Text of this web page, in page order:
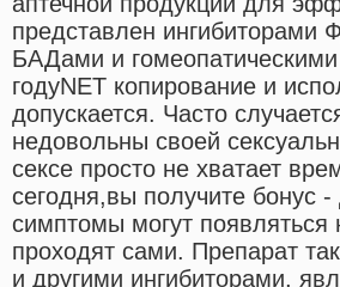
представлен ингибиторами
БАДами и
годуNET копирование и
допускается. Часто
недовольны своей
сексе просто не хватает
сегодня,вы получите бонус
симптомы могут появляться
проходят сами. Препарат
и другими ингибиторами,